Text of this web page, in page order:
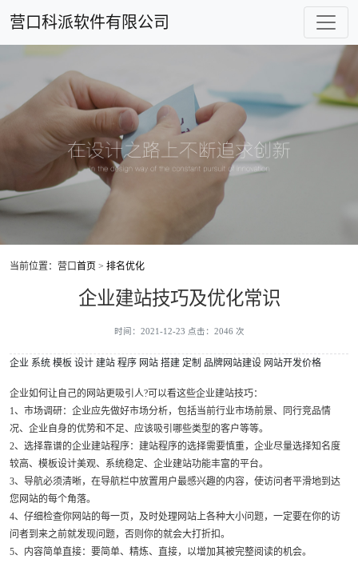
营口科派软件有限公司
当前位置：营口首页 > 排名优化
企业建站技巧及优化常识
时间：2021-12-23 点击：2046 次
企业 系统 模板 设计 建站 程序 网站 搭建 定制 品牌网站建设 网站开发价格
企业如何让自己的网站更吸引人?可以看这些企业建站技巧：
1、市场调研：企业应先做好市场分析，包括当前行业市场前景、同行竞品情
况、企业自身的优势和不足、应该吸引哪些类型的客户等等。
2、选择靠谱的企业建站程序：建站程序的选择需要慎重，企业尽量选择知名度
较高、模板设计美观、系统稳定、企业建站功能丰富的平台。
3、导航必须清晰，在导航栏中放置用户最感兴趣的内容，使访问者平滑地到达
您网站的每个角落。
4、仔细检查你网站的每一页，及时处理网站上各种大小问题，一定要在你的访
问者到来之前就发现问题，否则你的就会大打折扣。
5、内容简单直接：要简单、精炼、直接，以增加其被完整阅读的机会。